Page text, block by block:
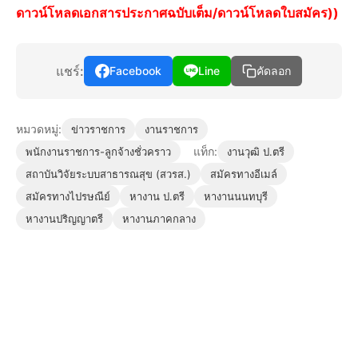
ดาวน์โหลดเอกสารประกาศฉบับเต็ม/ดาวน์โหลดใบสมัคร))
แชร์: Facebook Line คัดลอก
หมวดหมู่: ข่าวราชการ
งานราชการ
พนักงานราชการ-ลูกจ้างชั่วคราว
แท็ก:
งานวุฒิ ป.ตรี
สถาบันวิจัยระบบสาธารณสุข (สวรส.)
สมัครทางอีเมล์
สมัครทางไปรษณีย์
หางาน ป.ตรี
หางานนนทบุรี
หางานปริญญาตรี
หางานภาคกลาง